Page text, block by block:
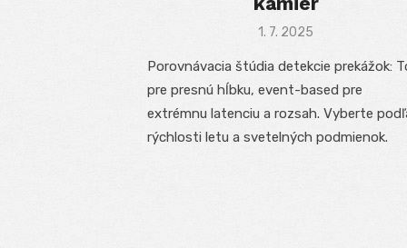
Posted
1. 7. 2025
Porovnávacia štúdia detekcie prekážok:
pre presnú hĺbku, event-based pre
extrémnu latenciu a rozsah. Vyberte
rýchlosti letu a svetelných podmienok.